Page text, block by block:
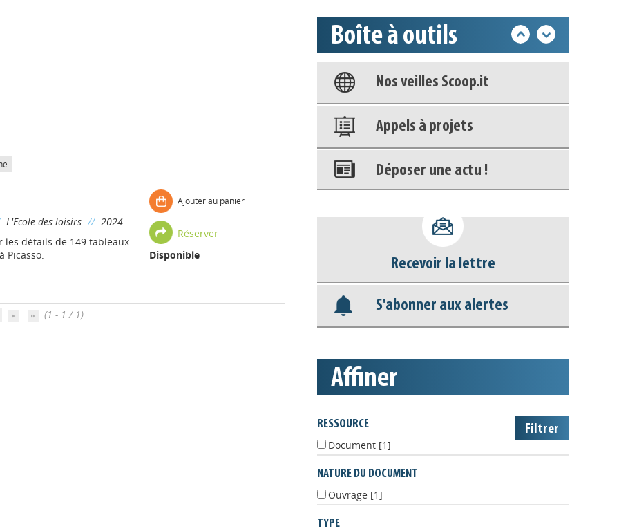
L'Ecole des loisirs // 2024
les détails de 149 tableaux
Picasso.
Ajouter au panier
Réserver
Disponible
(1 - 1 / 1)
Boîte à outils
Base documentaire
Nos veilles Scoop.it
Appels à projets
Déposer une actu !
déconnecter)
Base documentaire
Nos veilles Scoop.it
Appels à projets
Recevoir la lettre
S'abonner aux alertes
affiner
RESSOURCE
Document [1]
NATURE DU DOCUMENT
Ouvrage [1]
TYPE